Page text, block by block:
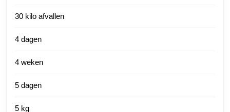
30 kilo afvallen
4 dagen
4 weken
5 dagen
5 kg